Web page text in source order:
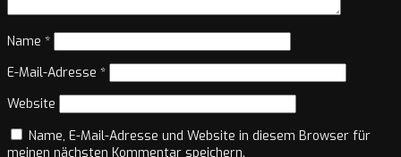
Name *
E-Mail-Adresse *
Website
Name, E-Mail-Adresse und Website in diesem Browser für
meinen nächsten Kommentar speichern.